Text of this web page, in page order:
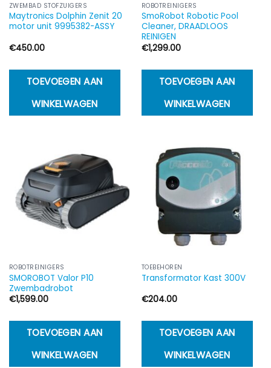
ZWEMBAD STOFZUIGERS
Maytronics Dolphin Zenit 20
motor unit 9995382-ASSY
€450.00
TOEVOEGEN AAN
WINKELWAGEN
ROBOTREINIGERS
SmoRobot Robotic Pool
Cleaner, DRAADLOOS
REINIGEN
€1,299.00
TOEVOEGEN AAN
WINKELWAGEN
ROBOTREINIGERS
SMOROBOT Valor P10
Zwembadrobot
€1,599.00
TOEVOEGEN AAN
WINKELWAGEN
TOEBEHOREN
Transformator Kast 300V
€204.00
TOEVOEGEN AAN
WINKELWAGEN